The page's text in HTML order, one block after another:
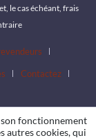
le cas échéant, frais
Contactez
son fonctionnement
autres cookies, qui